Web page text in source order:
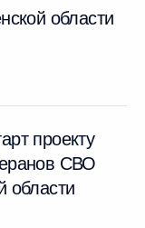
области
проекту
СВО
области